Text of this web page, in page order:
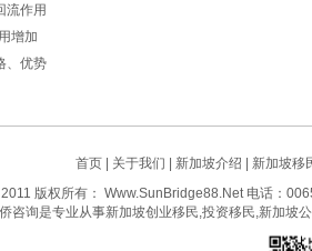
流作用
增加
、优势
首页| 关于我们 新加坡介绍
新加坡移
版权所有： Www.SunBridge88.Net 电话：
咨询是专业从事新加坡创业移民,投资移民,新加坡